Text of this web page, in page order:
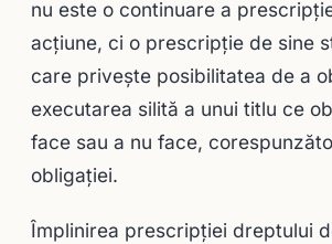
nu este o continuare a
acţiune, ci o prescripţie de sine
care priveşte posibilitatea de a
executarea silită a unui titlu ce
face sau a nu face,
obligaţiei.
Împlinirea prescripţiei dreptului